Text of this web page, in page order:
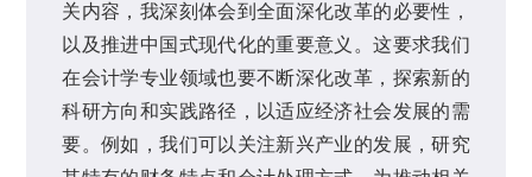
关内容，我深刻体会到全面深化改革的必要性，
以及推进中国式现代化的重要意义。这要求我们
在会计学专业领域也要不断深化改革，探索新的
科研方向和实践路径，以适应经济社会发展的需
要。例如，我们可以关注新兴产业的发展，研究